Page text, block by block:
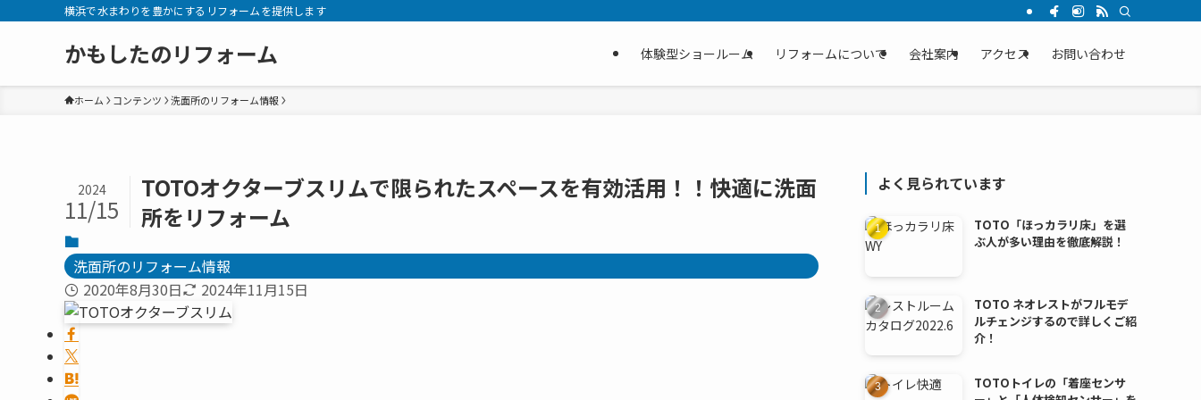
横浜で水まわりを豊かにするリフォームを提供します
かもしたのリフォーム 体験型ショールーム リフォームについて 会社案内 アクセス お問い合わせ
ホーム コンテンツ 洗面所のリフォーム情報
TOTOオクターブスリムで限られたスペースを有効活用！！快適に洗面
所をリフォーム
2024
11/15
洗面所のリフォーム情報
2020年8月30日
2024年11月15日
よく見られています
TOTO「ほっカラリ床」を選
ぶ人が多い理由を徹底解説！
TOTO ネオレストがフルモデ
ルチェンジするので詳しくご紹
介！
TOTOトイレの「着座センサ